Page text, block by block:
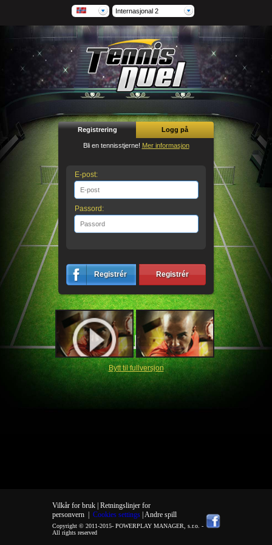
Internasjonal 2
Registrering Logg på
Bli en tennisstjerne! Mer informasjon
E-post:
Passord:
Registrér Registrér
Bytt til fullversjon
Vilkår for bruk | Retningslinjer for
personvern| Cookies settings | Andre spill
Copyright © 2011-2015- POWERPLAY MANAGER, s.r.o. -
All rights reserved